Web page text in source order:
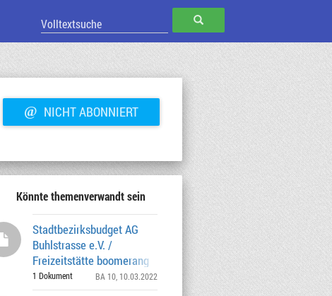
SUCHEN
@ NICHT ABONNIERT
Könnte themenverwandt sein
Stadtbezirksbudget AG
Buhlstrasse e.V. /
Freizeitstätte boomerang
Naturerlebnistage, Sozialkompet
1 Dokument BA 10, 10.03.2022